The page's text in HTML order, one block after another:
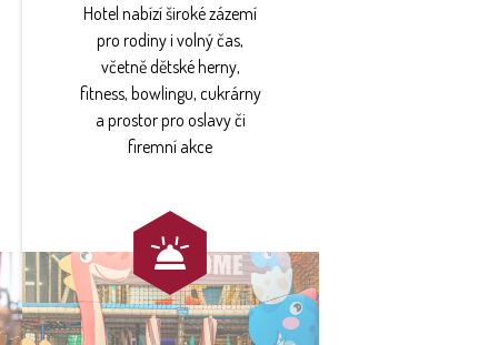
Hotel nabízí široké zázemí
pro rodiny i volný čas,
včetně dětské herny,
fitness, bowlingu, cukrárny
a prostor pro oslavy či
firemní akce